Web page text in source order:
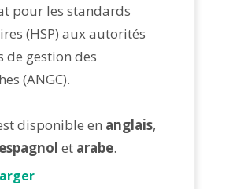
pour les standards
(HSP) aux autorités
de gestion des
(ANGC).
disponible en anglais,
espagnol et arabe.